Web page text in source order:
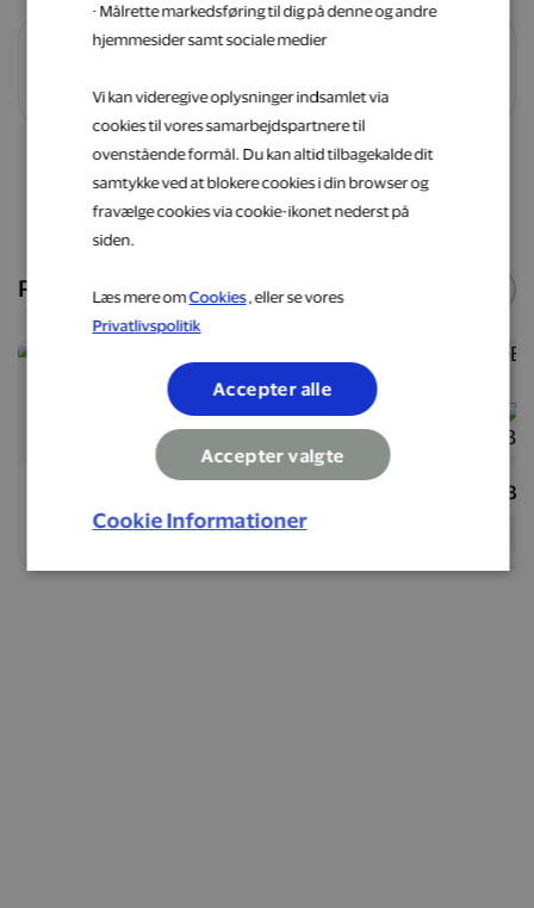
Shop nu
Populære webshops
5 %
eShop eShop
Se flere
· Målrette markedsføring til dig på denne og andre
hjemmesider samt sociale medier
Vi kan videregive oplysninger indsamlet via
cookies til vores samarbejdspartnere til
ovenstående formål. Du kan altid tilbagekalde dit
samtykke ved at blokere cookies i din browser og
fravælge cookies via cookie-ikonet nederst på
siden.
Læs mere omCookies, eller se vores
Privatlivspolitik
Accepter alle
Accepter valgte
Cookie Informationer